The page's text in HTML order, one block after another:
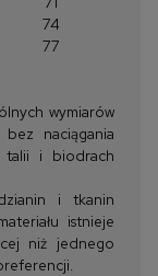
74
77
wymiarów
naciągania
talii i biodrach
i tkanin
istnieje
niż jednego